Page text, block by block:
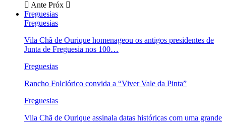
Ante Próx
Freguesias
Freguesias
Vila Chã de Ourique homenageou os antigos presidentes de
Junta de Freguesia nos 100…
Freguesias
Rancho Folclórico convida a “Viver Vale da Pinta”
Freguesias
Vila Chã de Ourique assinala datas históricas com uma grande